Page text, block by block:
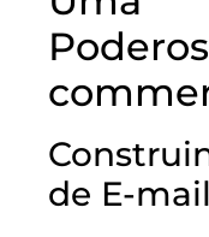
de E-